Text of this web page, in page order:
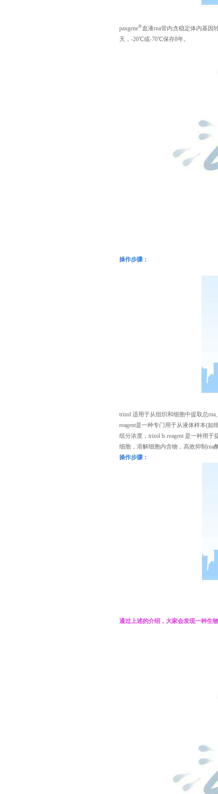
paxgene®血液rna管内含稳定体内基因
天， -20℃或-70℃保存8年。
操作步骤：
trizol 适用于从组织和细胞中提取总
reagent是一种专门用于从液体样本(如
组分浓度， trizol ls reagent 是一种用于
细胞，溶解细胞内含物，高效抑制 rna
操作步骤：
通过上述的介绍，大家会发现一种生